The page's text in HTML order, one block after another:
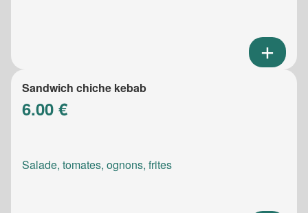
Sandwich chiche kebab
6.00 €
Salade, tomates, ognons, frites